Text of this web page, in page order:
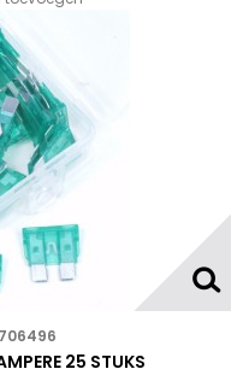
25 STUKS